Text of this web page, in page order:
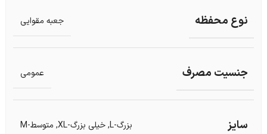
نوع محفظه جعبه مقوایی
جنسیت مصرف عمومی
سایز بزرگ-L ,خیلی بزرگ-XL , متوسط-M